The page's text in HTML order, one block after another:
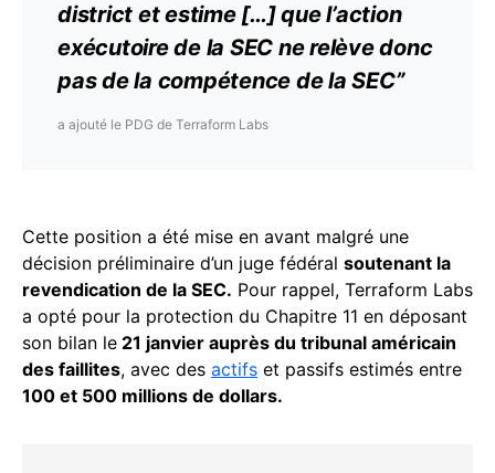
district et estime […] que l’action
exécutoire de la SEC ne relève donc
pas de la compétence de la SEC”
a ajouté le PDG de Terraform Labs
Cette position a été mise en avant malgré une
décision préliminaire d’un juge fédéral soutenant la
revendication de la SEC. Pour rappel, Terraform Labs
a opté pour la protection du Chapitre 11 en déposant
son bilan le 21 janvier auprès du tribunal américain
des faillites, avec des actifs et passifs estimés entre
100 et 500 millions de dollars.